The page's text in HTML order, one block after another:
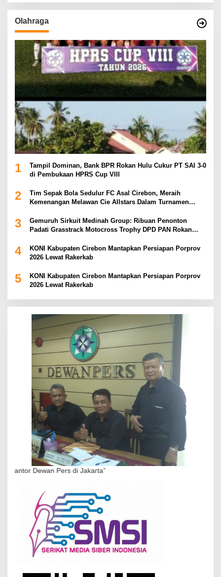
Olahraga
1
Tampil Dominan, Bank BPR Rokan Hulu Cukur PT SAI 3-0
di Pembukaan HPRS Cup VIII
2
Tim Sepak Bola Sedulur FC Asal Cirebon, Meraih
Kemenangan Melawan Cie Allstars Dalam Turnamen
3
Gemuruh Sirkuit Medinah Group: Ribuan Penonton
Padati Grasstrack Motocross Trophy DPD PAN Rokan
4
KONI Kabupaten Cirebon Mantapkan Persiapan Porprov
2026 Lewat Rakerkab
5
KONI Kabupaten Cirebon Mantapkan Persiapan Porprov
2026 Lewat Rakerkab
Pers di Jakarta”